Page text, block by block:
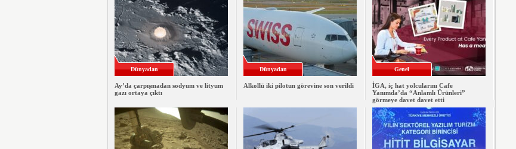
Dünyadan
Ay’da çarpışmadan sodyum ve lityum
gazı ortaya çıktı
Dünyadan
Alkollü iki pilotun görevine son verildi
Genel
İGA, iç hat yolcularını Cafe
Yanımda’da “Anlamlı Ürünleri”
görmeye davet davet etti